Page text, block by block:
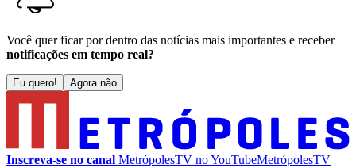
Você quer ficar por dentro das notícias mais importantes e receber
notificações em tempo real?
Eu quero! Agora não
Inscreva-se no canal MetrópolesTV noYouTubeMetrópolesTV